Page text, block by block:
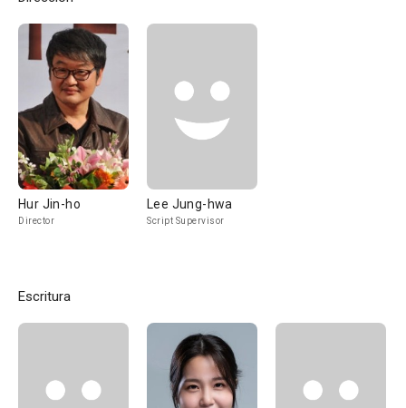
Hur Jin-ho
Director
Lee Jung-hwa
Script Supervisor
Escritura